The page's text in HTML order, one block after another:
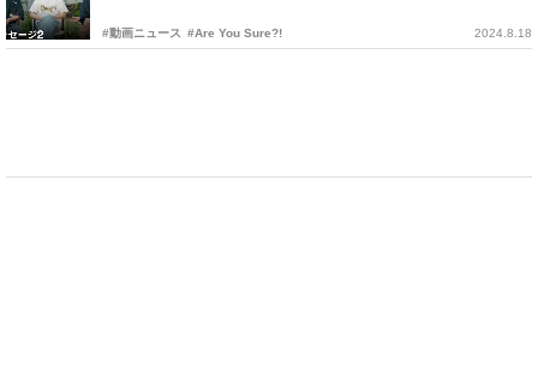
#動画ニュース #Are You Sure?! 2024.8.18